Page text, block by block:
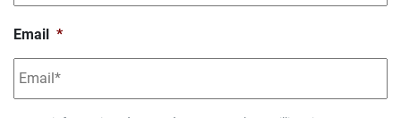
Email *